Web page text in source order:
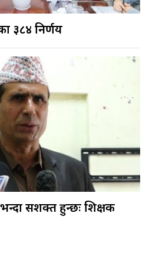
३८४ निर्णय
सशक्त हुन्छः शिक्षक